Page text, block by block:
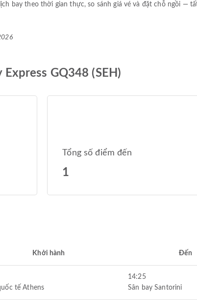
bay theo thời gian thực, so sánh giá vé và đặt chỗ ngồi —
GQ348 (SEH)
Tổng số điểm đến
1
Khởi hành Đến
tế Athens
14:25
Sân bay Santorini